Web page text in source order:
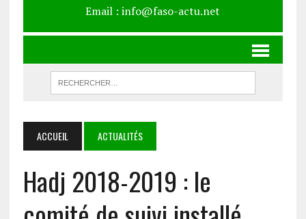
Email : info@faso-actu.net
ACCUEIL ACTUALITÉS
Hadj 2018-2019 : le